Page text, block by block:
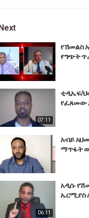
የሽመልስ
የግጭት
07:11
ቲዲኤፍ/
የፈጸመው
አብይ
ማጥፋት
06:11
አዲሱ
ኤርሚያስ